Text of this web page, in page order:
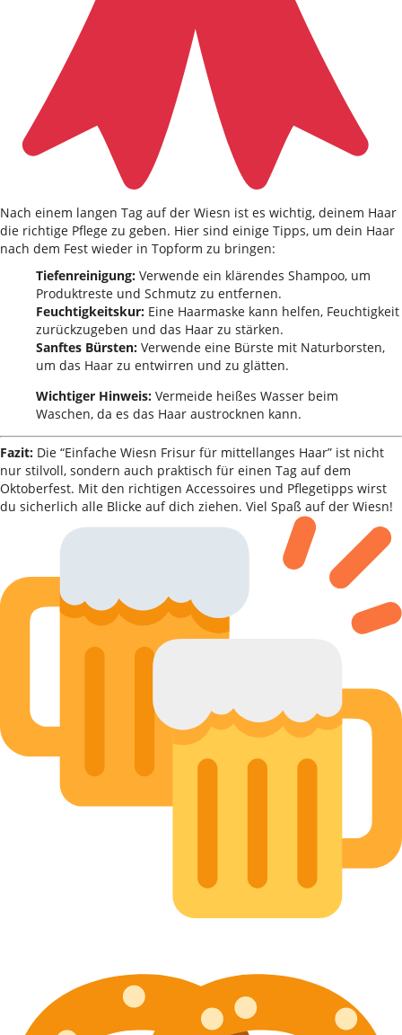
Nach einem langen Tag auf der Wiesn ist es wichtig, deinem Haar
die richtige Pflege zu geben. Hier sind einige Tipps, um dein Haar
nach dem Fest wieder in Topform zu bringen:
Tiefenreinigung: Verwende ein klärendes Shampoo, um
Produktreste und Schmutz zu entfernen.
Feuchtigkeitskur: Eine Haarmaske kann helfen, Feuchtigkeit
zurückzugeben und das Haar zu stärken.
Sanftes Bürsten: Verwende eine Bürste mit Naturborsten,
um das Haar zu entwirren und zu glätten.
Wichtiger Hinweis: Vermeide heißes Wasser beim
Waschen, da es das Haar austrocknen kann.
Fazit: Die “Einfache Wiesn Frisur für mittellanges Haar” ist nicht
nur stilvoll, sondern auch praktisch für einen Tag auf dem
Oktoberfest. Mit den richtigen Accessoires und Pflegetipps wirst
du sicherlich alle Blicke auf dich ziehen. Viel Spaß auf der Wiesn!